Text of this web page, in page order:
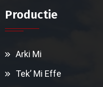
Productie
Arki Mi
Tek’ Mi Effe